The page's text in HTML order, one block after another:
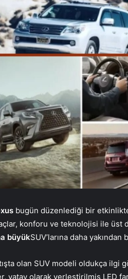
bugün düzenlediği bir
konforu ve teknolojisi ile üst
büyükSUV’larına daha yakından
olan SUV modeli oldukça ilgi
yatay olarak yerleştirilmiş LED